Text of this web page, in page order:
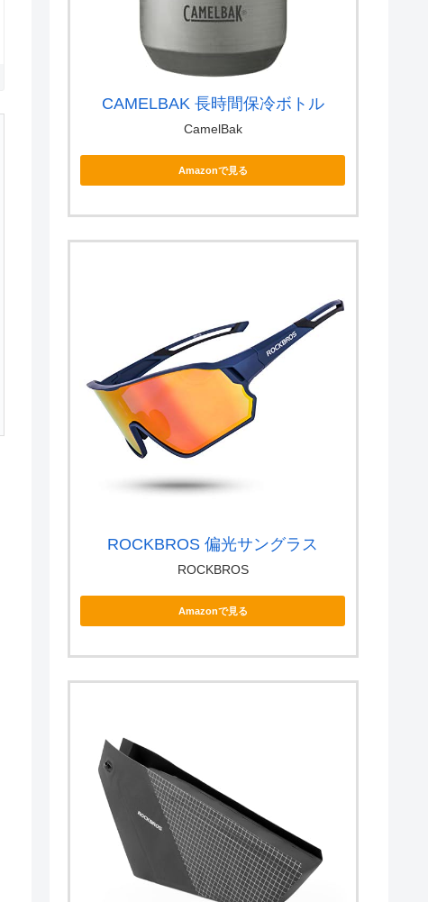
CAMELBAK 長時間保冷ボトル
CamelBak
Amazonで見る
ROCKBROS 偏光サングラス
ROCKBROS
Amazonで見る